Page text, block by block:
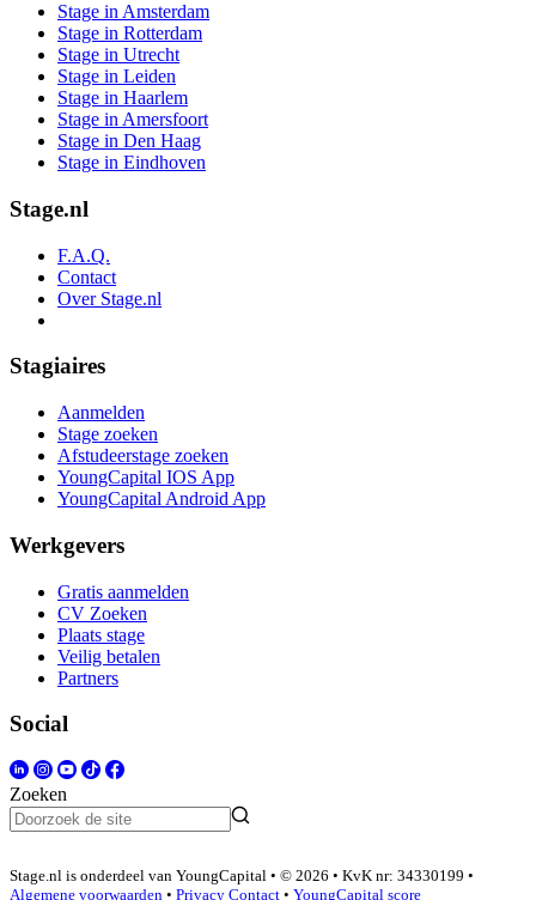
Stage in Amsterdam
Stage in Rotterdam
Stage in Utrecht
Stage in Leiden
Stage in Haarlem
Stage in Amersfoort
Stage in Den Haag
Stage in Eindhoven
Stage.nl
F.A.Q.
Contact
Over Stage.nl
Stagiaires
Aanmelden
Stage zoeken
Afstudeerstage zoeken
YoungCapital IOS App
YoungCapital Android App
Werkgevers
Gratis aanmelden
CV Zoeken
Plaats stage
Veilig betalen
Partners
Social
Zoeken
Stage.nl is onderdeel van YoungCapital • © 2026 • KvK nr: 34330199 •
Algemene voorwaarden • Privacy Contact • YoungCapital score